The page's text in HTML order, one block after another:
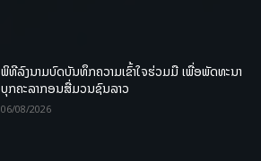
ພິທີລົງນາມບົດບັນທຶກຄວາມເຂົ້າໃຈຮ່ວມມື ເພື່ອພັດທະນາ
ບຸກຄະລາກອນສື່ມວນຊົນລາວ
06/08/2026